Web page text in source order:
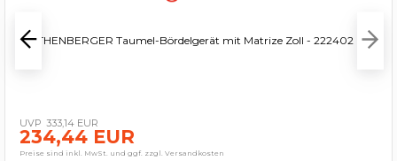
ROTHENBERGER Taumel-Bördelgerät mit Matrize Zoll - 222402
333,14 EUR
234,44 EUR
Preise sind inkl. MwSt. und ggf. zzgl. Versandkosten